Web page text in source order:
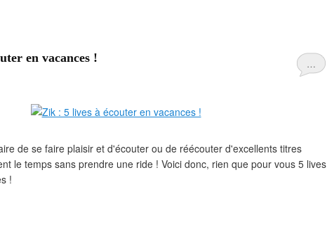
…
en vacances !
de se faire plaisir et d'écouter ou de réécouter d'excellents titres
le temps sans prendre une ride ! Voici donc, rien que pour vous 5 lives
!